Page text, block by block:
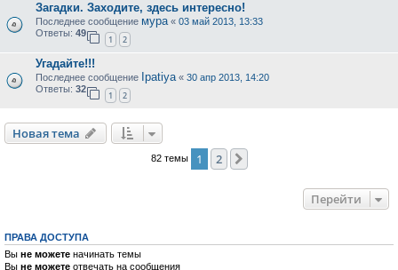
Загадки. Заходите, здесь интересно!
Последнее сообщение мура « 03 май 2013, 13:33
Ответы: 49
1 2
Угадайте!!!
Последнее сообщение Ipatiya « 30 апр 2013, 14:20
Ответы: 32
1 2
Новая тема
82 темы 1 2
Перейти
ПРАВА ДОСТУПА
Вы не можете начинать темы
Вы не можете отвечать на сообщения